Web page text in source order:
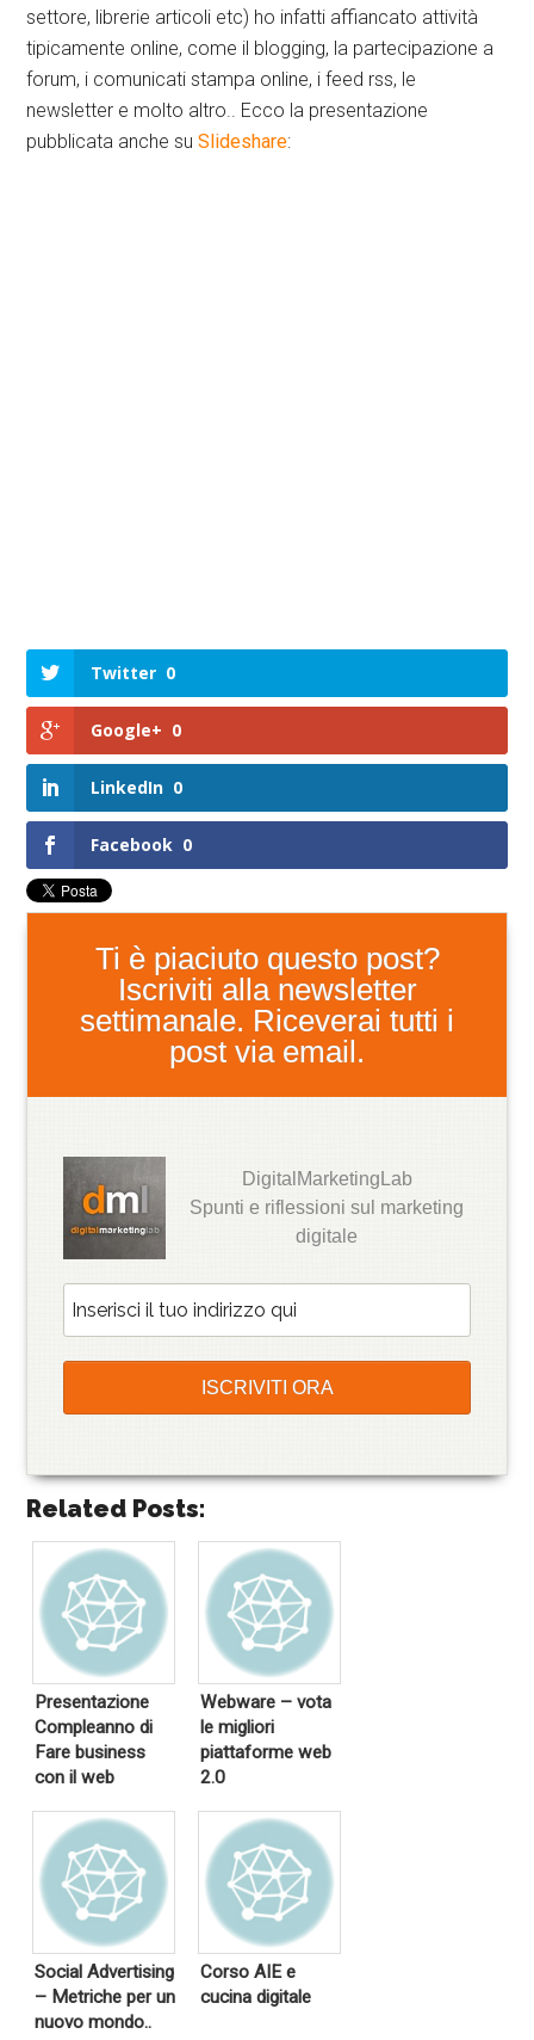
settore, librerie articoli etc) ho infatti affiancato attività
tipicamente online, come il blogging, la partecipazione a
forum, i comunicati stampa online, i feed rss, le
newsletter e molto altro.. Ecco la presentazione
pubblicata anche suSlideshare:
Twitter 0
Google+ 0
LinkedIn 0
Facebook 0
Ti è piaciuto questo post?
Iscriviti alla newsletter
settimanale. Riceverai tutti i
post via email.
DigitalMarketingLab
Spunti e riflessioni sul marketing
digitale
Related Posts:
Presentazione
Compleanno di
Fare business
con il web
Webware – vota
le migliori
piattaforme web
2.0
Social Advertising
– Metriche per un
nuovo mondo..
Corso AIE e
cucina digitale